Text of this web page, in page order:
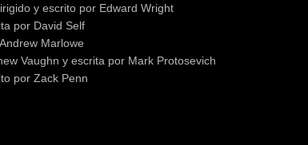
y escrito por Edward Wright
por David Self
Marlowe
Vaughn y escrita por Mark Protosevich
por Zack Penn